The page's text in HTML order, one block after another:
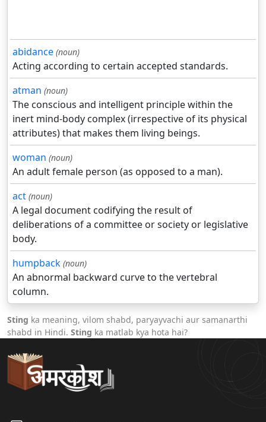
abidance (noun)
Acting according to certain accepted standards.
atman (noun)
The conscious and intelligent principle within the
inert mind-body complex (irrespective of its physical
attributes) that makes them living beings.
woman (noun)
An adult female person (as opposed to a man).
act (noun)
A legal document codifying the result of
deliberations of a committee or society or legislative
body.
humpback (noun)
An abnormal backward curve to the vertebral
column.
Sting ka meaning, vilom shabd, paryayvachi aur samanarthi
shabd in Hindi. Sting ka matlab kya hota hai?